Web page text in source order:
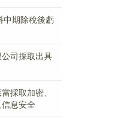
中期除稅後虧
司採取出具
採取加密、
息安全